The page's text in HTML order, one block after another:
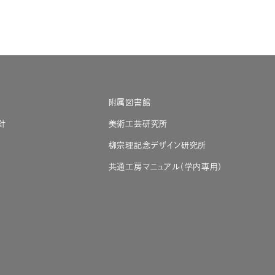
附属図書館
美術工芸研究所
柳宗理記念デザイン研究所
共通工房マニュアル（学内専用）